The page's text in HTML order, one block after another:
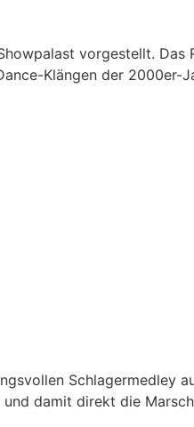
vorgestellt. Das
Klängen der 2000er-
Schlagermedley
damit direkt die